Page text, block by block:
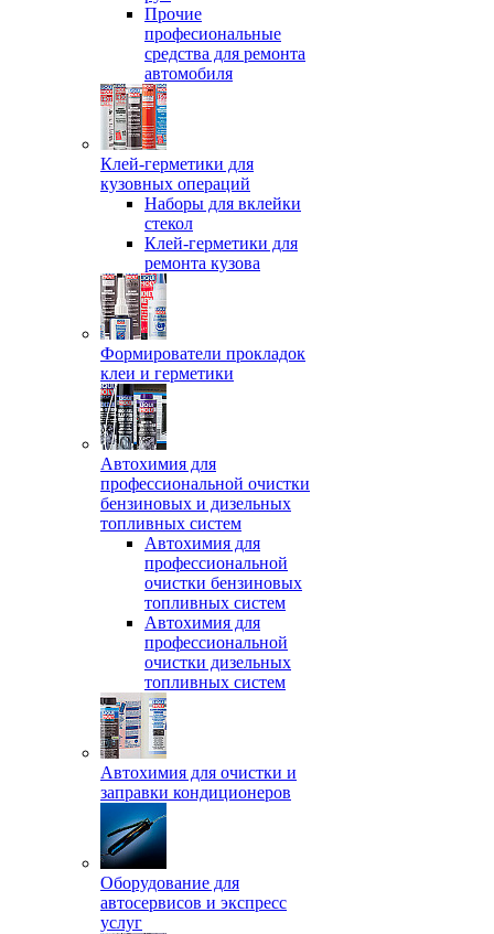
Прочие
професиональные
средства для ремонта
автомобиля
Клей-герметики для
кузовных операций
Наборы для вклейки
стекол
Клей-герметики для
ремонта кузова
Формирователи прокладок
клеи и герметики
Автохимия для
профессиональной очистки
бензиновых и дизельных
топливных систем
Автохимия для
профессиональной
очистки бензиновых
топливных систем
Автохимия для
профессиональной
очистки дизельных
топливных систем
Автохимия для очистки и
заправки кондиционеров
Оборудование для
автосервисов и экспресс
услуг